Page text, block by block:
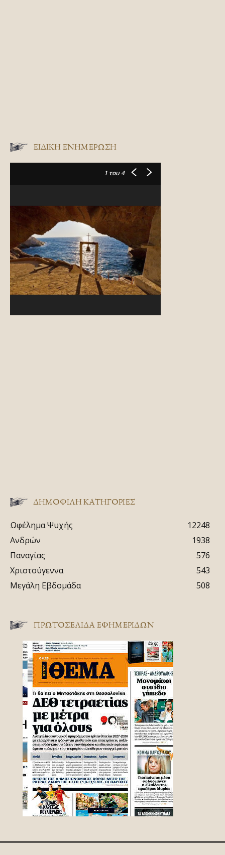
ΕΙΔΙΚΉ ΕΝΗΜΈΡΩΣΗ
1 του 4
ΔΗΜΟΦΙΛΗ ΚΑΤΗΓΟΡΙΕΣ
Ωφέλημα Ψυχής
12248
Ανδρών
1938
Παναγίας
576
Χριστούγεννα
543
Μεγάλη Εβδομάδα
508
ΠΡΩΤΟΣΈΛΙΔΑ ΕΦΗΜΕΡΊΔΩΝ